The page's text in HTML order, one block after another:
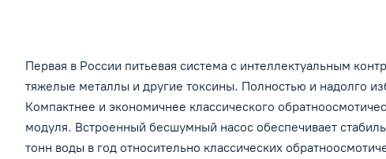
Первая в России питьевая система с интеллектуальным
тяжелые металлы и другие токсины. Полностью и надолго
Компактнее и экономичнее классического
модуля. Встроенный бесшумный насос обеспечивает
тонн воды в год относительно классических